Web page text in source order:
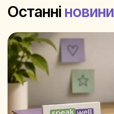
Останні новини